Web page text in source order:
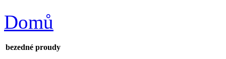
Domů
bezedné proudy